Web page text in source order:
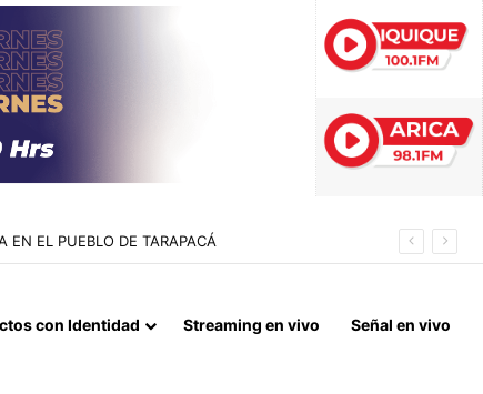
DULCINEA
con Identidad Streaming en vivo Señal en vivo